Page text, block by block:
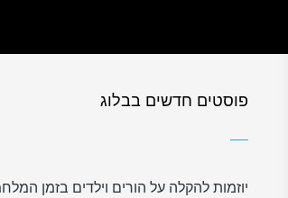
פוסטים חדשים בבלוג
יוזמות להקלה על הורים וילדים בזמן